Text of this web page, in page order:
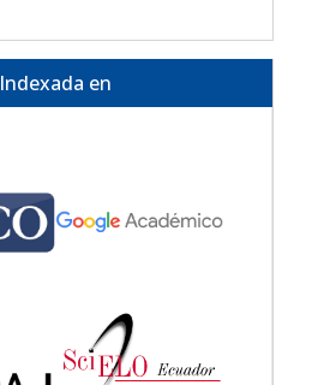
Indexada en